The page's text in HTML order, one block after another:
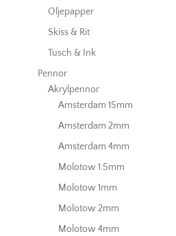
Oljepapper
Skiss & Rit
Tusch & Ink
Pennor
Akrylpennor
Amsterdam 15mm
Amsterdam 2mm
Amsterdam 4mm
Molotow 1.5mm
Molotow 1mm
Molotow 2mm
Molotow 4mm